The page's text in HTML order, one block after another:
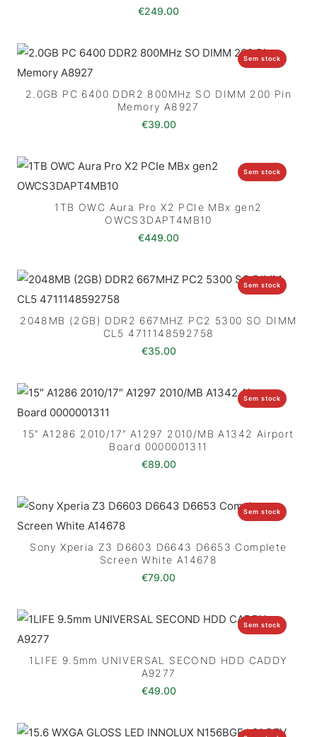
€249.00
Sem stock
2.0GB PC 6400 DDR2 800MHz SO DIMM 200 Pin
Memory A8927
€39.00
Sem stock
1TB OWC Aura Pro X2 PCIe MBx gen2
OWCS3DAPT4MB10
€449.00
Sem stock
2048MB (2GB) DDR2 667MHZ PC2 5300 SO DIMM
CL5 4711148592758
€35.00
Sem stock
15″ A1286 2010/17″ A1297 2010/MB A1342 Airport
Board 0000001311
€89.00
Sem stock
Sony Xperia Z3 D6603 D6643 D6653 Complete
Screen White A14678
€79.00
Sem stock
1LIFE 9.5mm UNIVERSAL SECOND HDD CADDY
A9277
€49.00